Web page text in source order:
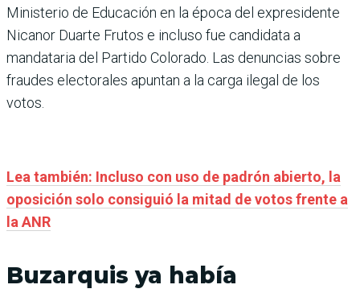
Ministerio de Educación en la época del expresidente
Nicanor Duarte Frutos e incluso fue candidata a
mandataria del Partido Colorado. Las denuncias sobre
fraudes electorales apuntan a la carga ilegal de los
votos.
Lea también: Incluso con uso de padrón abierto, la
oposición solo consiguió la mitad de votos frente a
la ANR
Buzarquis ya había